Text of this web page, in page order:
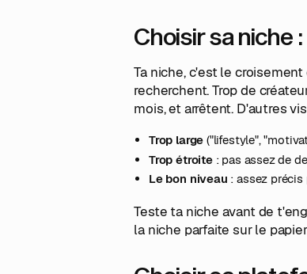
Choisir sa niche
Ta niche, c'est le
recherchent. Trop de
mois, et arrêtent. D'autres
Trop large ("lifestyle",
Trop étroite: pas assez de
Le bon niveau : assez
Teste ta niche avant de
la niche parfaite sur le